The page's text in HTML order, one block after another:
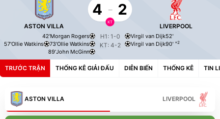
ASTON VILLA
4 - 2
KT
LIVERPOOL
Morgan Rogers
42'
Ollie Watkins
57' Ollie Watkins
73'
John McGinn
89'
H1: 1-0
KT: 4-2
Virgil van Dijk52'
Virgil van Dijk90' +2
TRƯỚC TRẬN THỐNG KÊ GIẢI ĐẤU DIỄN BIẾN THỐNG KÊ TIN
ASTON VILLA LIVERPOOL